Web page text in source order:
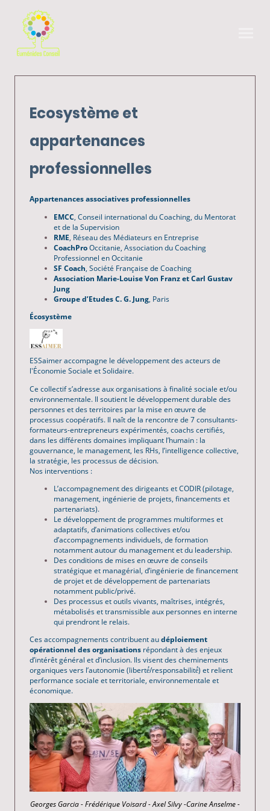
Ecosystème et
appartenances
professionnelles
Appartenances associatives professionnelles
EMCC, Conseil international du Coaching, du Mentorat
et de la Supervision
RME, Réseau des Médiateurs en Entreprise
CoachProOccitanie, Association du Coaching
Professionnel en Occitanie
SF Coach, Société Française de Coaching
Association Marie-Louise Von Franz et Carl Gustav
Jung
Groupe d’Etudes C. G. Jung, Paris
Écosystème
ESSaimer accompagne le développement des acteurs de
l'Économie Sociale et Solidaire.
Ce collectif s’adresse aux organisations à finalité sociale et/ou
environnementale. Il soutient le développement durable des
personnes et des territoires par la mise en œuvre de
processus coopératifs. Il naît de la rencontre de 7 consultants-
formateurs-entrepreneurs expérimentés, coachs certifiés,
dans les différents domaines impliquant l’humain : la
gouvernance, le management, les RHs, l’intelligence collective,
la stratégie, les processus de décision.
Nos interventions :
L’accompagnement des dirigeants et CODIR (pilotage,
management, ingénierie de projets, financements et
partenariats).
Le développement de programmes multiformes et
adaptatifs, d’animations collectives et/ou
d’accompagnements individuels, de formation
notamment autour du management et du leadership.
Des conditions de mises en œuvre de conseils
stratégique et managérial, d’ingénierie de financement
de projet et de développement de partenariats
notamment public/privé.
Des processus et outils vivants, maîtrises, intégrés,
métabolisés et transmissible aux personnes en interne
qui prendront le relais.
Ces accompagnements contribuent audéploiement
opérationnel des organisations répondant à des enjeux
d’intérêt général et d’inclusion. Ils visent des cheminements
organiques vers l’autonomie (liberté́/responsabilité́) et relient
performance sociale et territoriale, environnementale et
économique.
Georges Garcia - Frédérique Voisard - Axel Silvy -Carine Anselme -